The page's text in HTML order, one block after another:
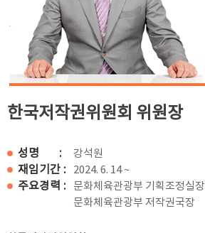
한국저작권위원회 위원장
성명 : 강석원
재임기간 : 2024. 6. 14 ~
주요경력 : 문화체육관광부 기획조정실장
문화체육관광부 저작권국장